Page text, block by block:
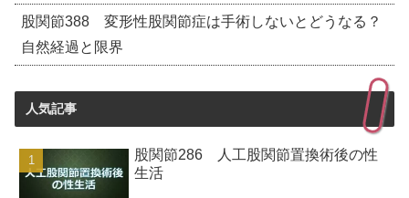
股関節388 変形性股関節症は手術しないとどうなる？
自然経過と限界
人気記事
股関節286 人工股関節置換術後の性
生活